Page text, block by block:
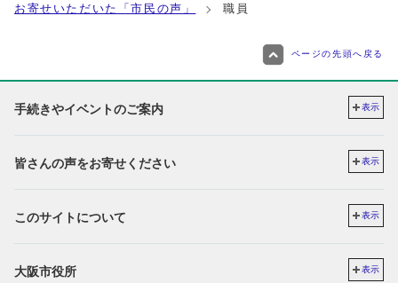
お寄せいただいた「市民の声」
職員
ページの先頭へ戻る
手続きやイベントのご案内 表示
皆さんの声をお寄せください 表示
このサイトについて 表示
大阪市役所 表示